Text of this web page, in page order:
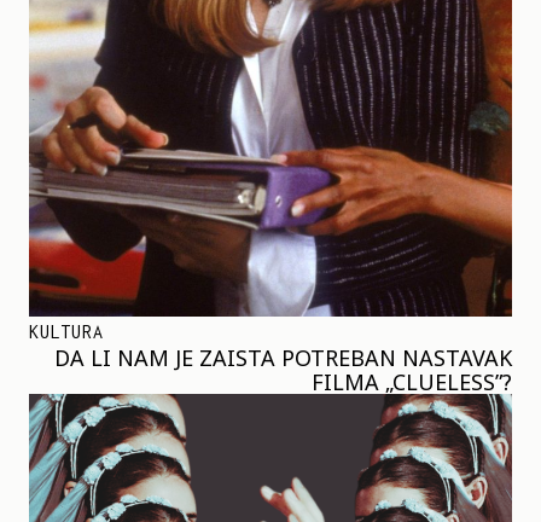
KULTURA
DA LI NAM JE ZAISTA POTREBAN NASTAVAK
FILMA „CLUELESS”?